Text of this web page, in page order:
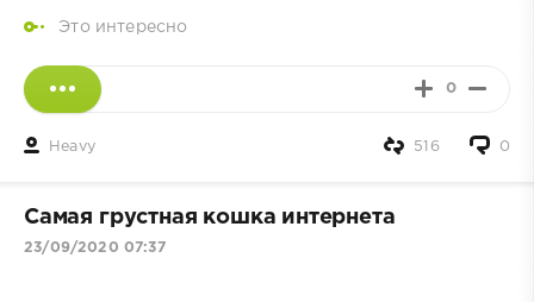
Это интересно
0
Heavy 0
516
Самая грустная кошка интернета
23/09/2020 07:37